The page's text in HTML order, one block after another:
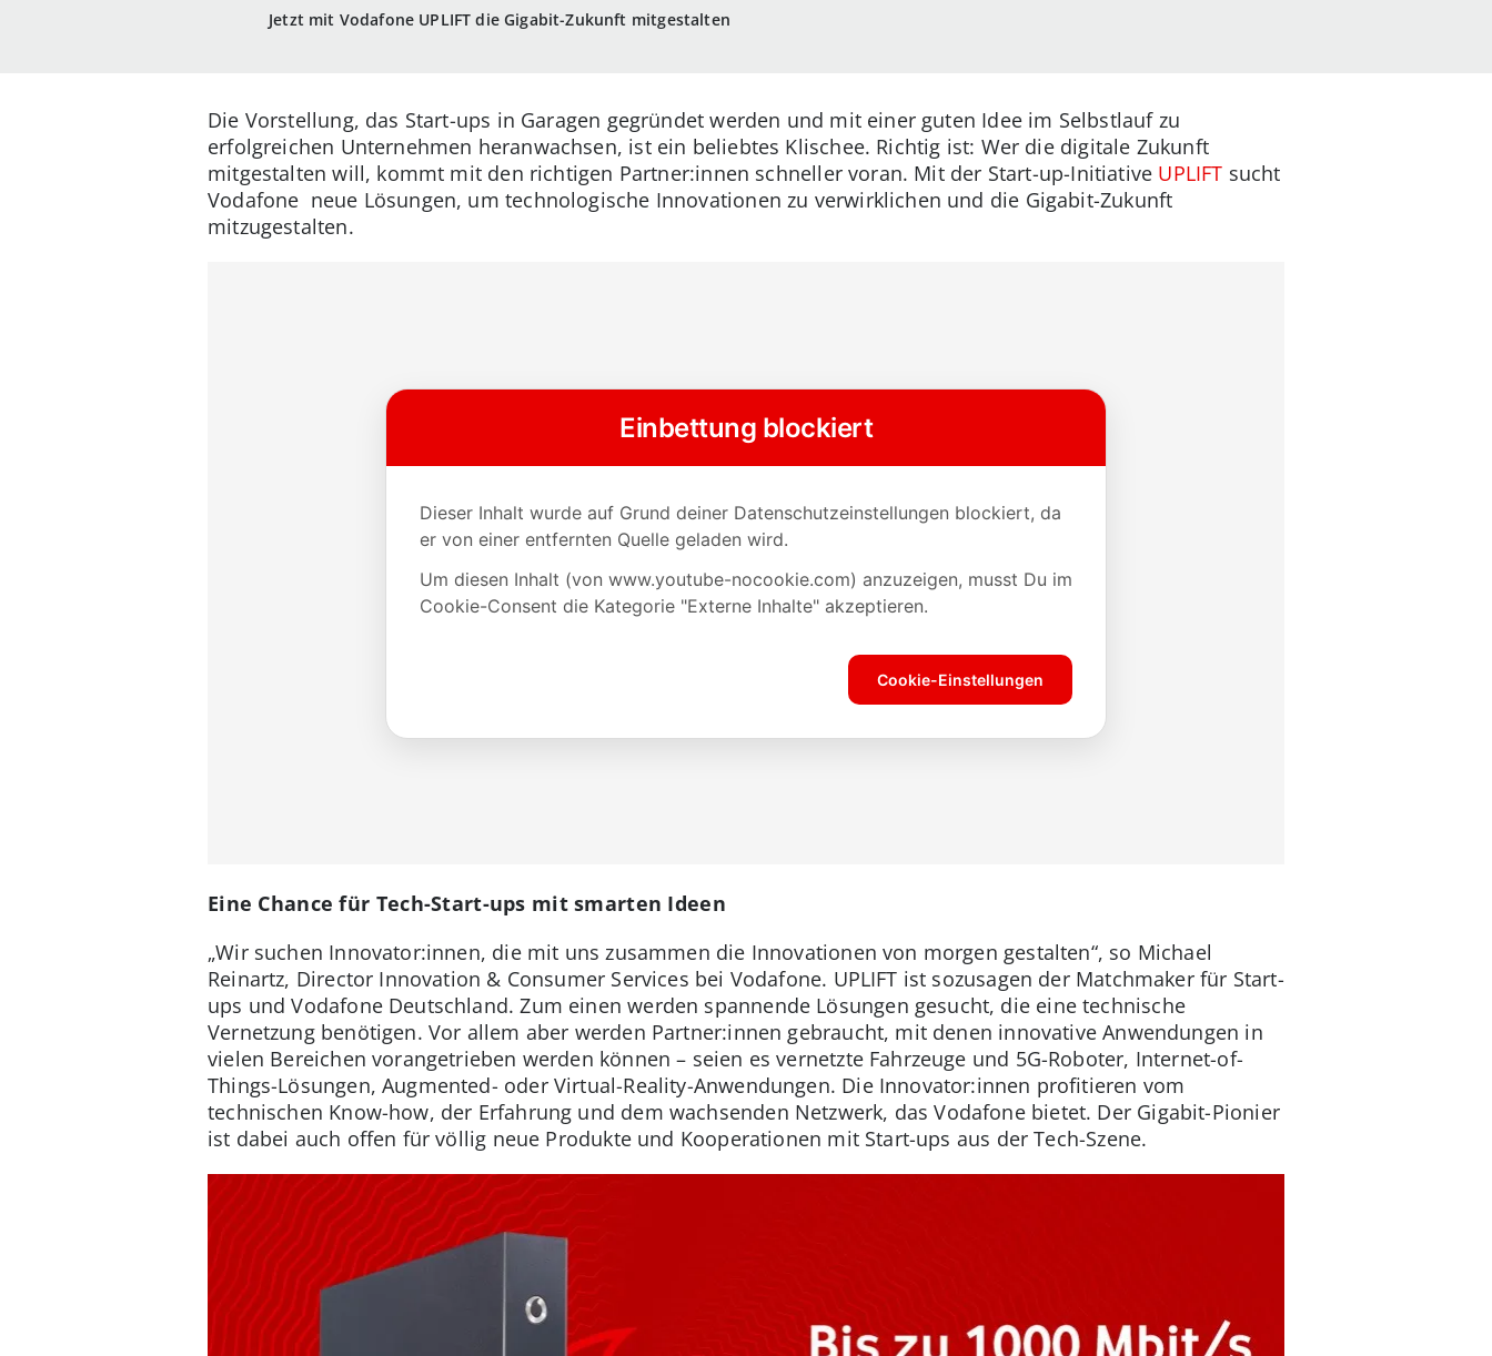
Jetzt mit Vodafone UPLIFT die Gigabit-Zukunft mitgestalten
Die Vorstellung, das Start-ups in Garagen gegründet werden und mit einer guten Idee im Selbstlauf zu
erfolgreichen Unternehmen heranwachsen, ist ein beliebtes Klischee. Richtig ist: Wer die digitale Zukunft
mitgestalten will, kommt mit den richtigen Partner:innen schneller voran. Mit der Start-up-Initiative UPLIFT sucht
Vodafone neue Lösungen, um technologische Innovationen zu verwirklichen und die Gigabit-Zukunft
mitzugestalten.
Eine Chance für Tech-Start-ups mit smarten Ideen
„Wir suchen Innovator:innen, die mit uns zusammen die Innovationen von morgen gestalten“, so Michael
Reinartz, Director Innovation & Consumer Services bei Vodafone. UPLIFT ist sozusagen der Matchmaker für Start-
ups und Vodafone Deutschland. Zum einen werden spannende Lösungen gesucht, die eine technische
Vernetzung benötigen. Vor allem aber werden Partner:innen gebraucht, mit denen innovative Anwendungen in
vielen Bereichen vorangetrieben werden können – seien es vernetzte Fahrzeuge und 5G-Roboter, Internet-of-
Things-Lösungen, Augmented- oder Virtual-Reality-Anwendungen. Die Innovator:innen profitieren vom
technischen Know-how, der Erfahrung und dem wachsenden Netzwerk, das Vodafone bietet. Der Gigabit-Pionier
ist dabei auch offen für völlig neue Produkte und Kooperationen mit Start-ups aus der Tech-Szene.